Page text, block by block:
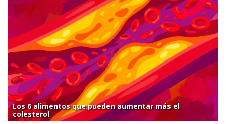
Los 6 alimentos que pueden aumentar más el
colesterol